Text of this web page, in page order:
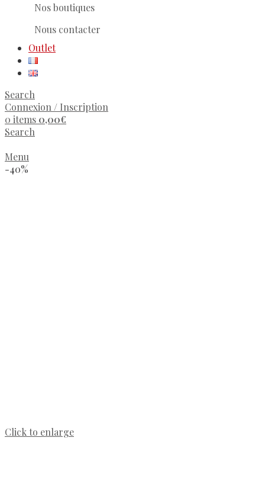
Nos boutiques
Nous contacter
Outlet
Search
Connexion / Inscription
0 items 0,00€
Search
Menu
-40%
Click to enlarge